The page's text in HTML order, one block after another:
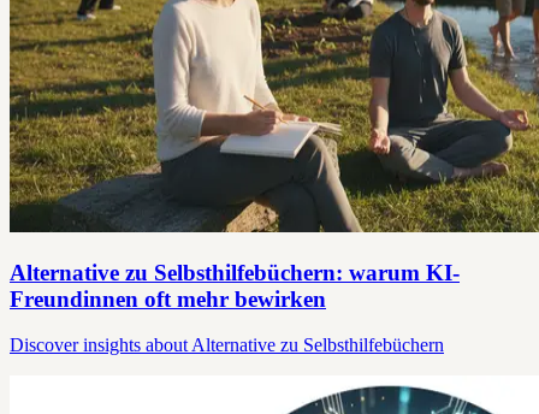
Alternative zu Selbsthilfebüchern: warum KI-
Freundinnen oft mehr bewirken
Discover insights about Alternative zu Selbsthilfebüchern